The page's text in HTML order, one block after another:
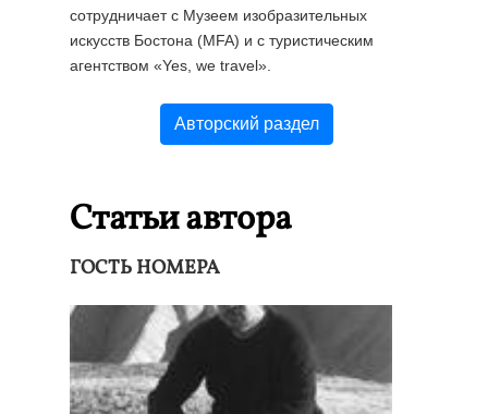
сотрудничает с Музеем изобразительных
искусств Бостона (MFA) и с туристическим
агентством «Yes, we travel».
Авторский раздел
Статьи автора
ГОСТЬ НОМЕРА